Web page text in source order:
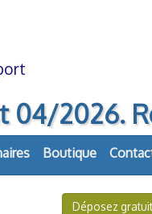
04/2026.
Boutique
Déposez